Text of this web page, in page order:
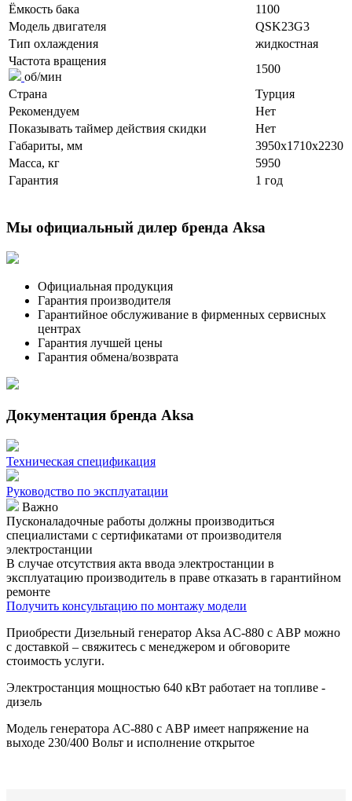
Ёмкость бака
1100
Модель двигателя
QSK23G3
Тип охлаждения
жидкостная
Частота вращения
об/мин
1500
Страна
Турция
Рекомендуем
Нет
Показывать таймер действия скидки
Нет
Габариты, мм
3950x1710x2230
Масса, кг
5950
Гарантия
1 год
Мы официальный дилер бренда Aksa
Официальная продукция
Гарантия производителя
Гарантийное обслуживание в фирменных сервисных
центрах
Гарантия лучшей цены
Гарантия обмена/возврата
Документация бренда Aksa
Техническая спецификация
Руководство по эксплуатации
Важно
Пусконаладочные работы должны производиться
специалистами с сертификатами от производителя
электростанции
В случае отсутствия акта ввода электростанции в
эксплуатацию производитель в праве отказать в гарантийном
ремонте
Получить консультацию по монтажу модели
Приобрести Дизельный генератор Aksa AC-880 с АВР можно
с доставкой – свяжитесь с менеджером и обговорите
стоимость услуги.
Электростанция мощностью 640 кВт работает на топливе -
дизель
Модель генератора AC-880 с АВР имеет напряжение на
выходе 230/400 Вольт и исполнение открытое